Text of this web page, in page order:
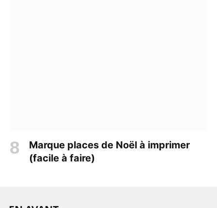
Marque places de Noël à imprimer
(facile à faire)